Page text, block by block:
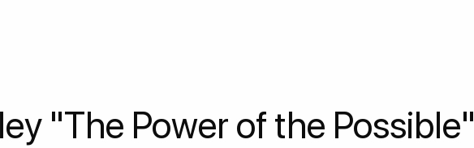
"The Power of the Possible"